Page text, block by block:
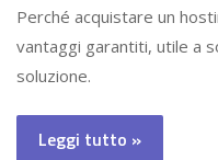
Perché acquistare un
vantaggi garantiti, utile a
soluzione.
Leggi tutto »